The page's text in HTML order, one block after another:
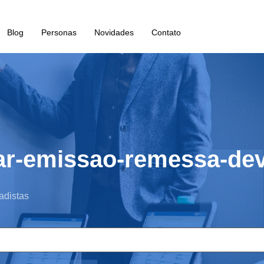
Blog Personas Novidades Contato
emissao-remessa-